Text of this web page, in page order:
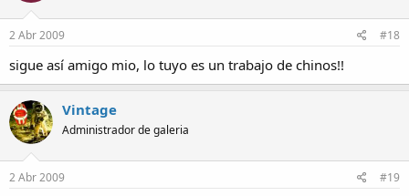
2 Abr 2009 #18
sigue así amigo mio, lo tuyo es un trabajo de chinos!!
Vintage
Administrador de galeria
2 Abr 2009 #19